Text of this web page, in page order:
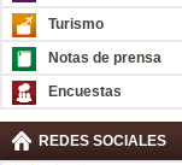
Turismo
Notas de prensa
Encuestas
REDES SOCIALES